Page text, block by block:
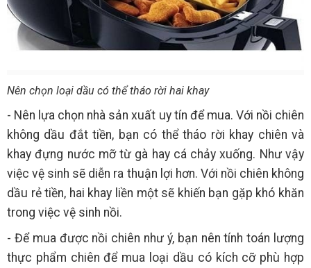
Nên chọn loại dầu có thể tháo rời hai khay
- Nên lựa chọn nhà sản xuất uy tín để mua. Với nồi chiên
không dầu đắt tiền, bạn có thể tháo rời khay chiên và
khay đựng nước mỡ từ gà hay cá chảy xuống. Như vậy
việc vệ sinh sẽ diễn ra thuận lợi hơn. Với nồi chiên không
dầu rẻ tiền, hai khay liền một sẽ khiến bạn gặp khó khăn
trong việc vệ sinh nồi.
- Để mua được nồi chiên như ý, bạn nên tính toán lượng
thực phẩm chiên để mua loại dầu có kích cỡ phù hợp